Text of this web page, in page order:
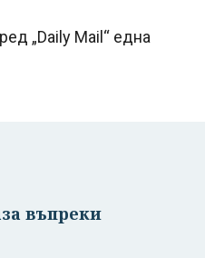
„Daily Mail“ една
въпреки